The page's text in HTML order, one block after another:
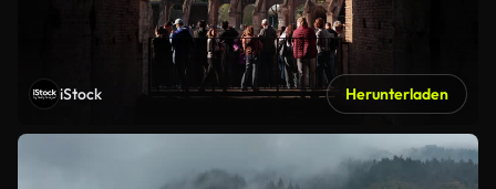
iStock Herunterladen